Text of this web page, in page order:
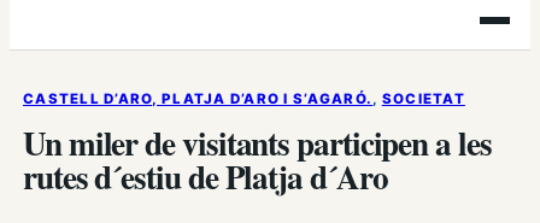
Obre
el
CASTELL D’ARO, PLATJA D’ARO I S’AGARÓ. , SOCIETAT
Un miler de visitants participen a les
rutes d´estiu de Platja d´Aro